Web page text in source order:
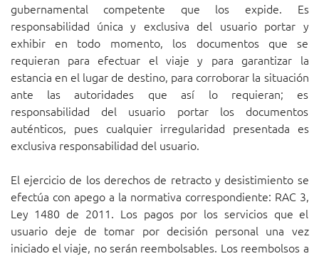
gubernamental competente que los expide. Es
responsabilidad única y exclusiva del usuario portar y
exhibir en todo momento, los documentos que se
requieran para efectuar el viaje y para garantizar la
estancia en el lugar de destino, para corroborar la situación
ante las autoridades que así lo requieran; es
responsabilidad del usuario portar los documentos
auténticos, pues cualquier irregularidad presentada es
exclusiva responsabilidad del usuario.
El ejercicio de los derechos de retracto y desistimiento se
efectúa con apego a la normativa correspondiente: RAC 3,
Ley 1480 de 2011. Los pagos por los servicios que el
usuario deje de tomar por decisión personal una vez
iniciado el viaje, no serán reembolsables. Los reembolsos a